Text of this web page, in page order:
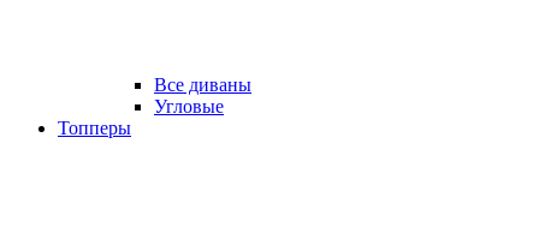
Все диваны
Угловые
Топперы